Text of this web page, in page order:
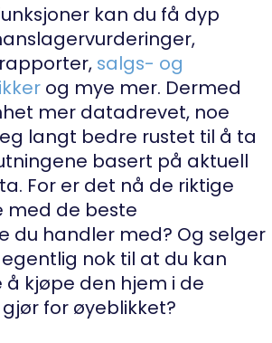
kan du få dyp
salgs- og
og mye mer. Dermed
mer datadrevet, noe
langt bedre rustet til å ta
basert på aktuell
For er det nå de riktige
med de beste
du handler med? Og selger
nok til at du kan
kjøpe den hjem i de
for øyeblikket?